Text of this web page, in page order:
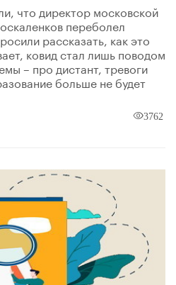
что директор московской
переболел
рассказать, как это
ковид стал лишь поводом
– про дистант, тревоги
больше не будет
3762